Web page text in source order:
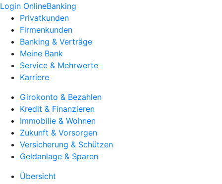
Login OnlineBanking
Privatkunden
Firmenkunden
Banking & Verträge
Meine Bank
Service & Mehrwerte
Karriere
Girokonto & Bezahlen
Kredit & Finanzieren
Immobilie & Wohnen
Zukunft & Vorsorgen
Versicherung & Schützen
Geldanlage & Sparen
Übersicht